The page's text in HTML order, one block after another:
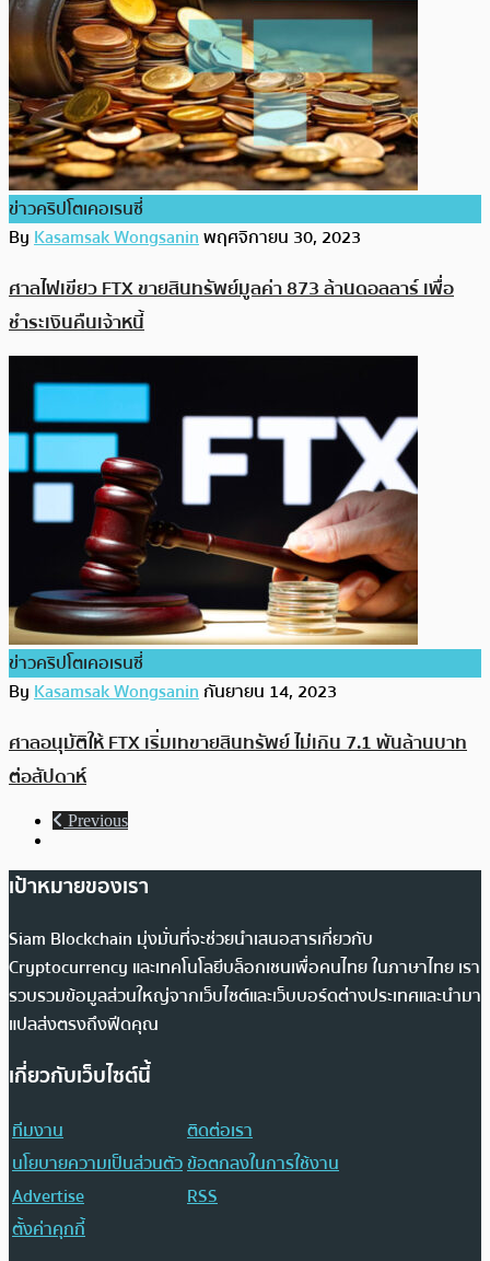
ข่าวคริปโตเคอเรนซี่
ByKasamsak Wongsaninพฤศจิกายน 30, 2023
ศาลไฟเขียว FTX ขายสินทรัพย์มูลค่า 873 ล้านดอลลาร์ เพื่อ
ชำระเงินคืนเจ้าหนี้
ข่าวคริปโตเคอเรนซี่
ByKasamsak Wongsaninกันยายน 14, 2023
ศาลอนุมัติให้ FTX เริ่มเทขายสินทรัพย์ ไม่เกิน 7.1 พันล้านบาท
ต่อสัปดาห์
Previous
เป้าหมายของเรา
Siam Blockchain มุ่งมั่นที่จะช่วยนำเสนอสารเกี่ยวกับ
Cryptocurrency และเทคโนโลยีบล็อกเชนเพื่อคนไทย ในภาษาไทย เรา
รวบรวมข้อมูลส่วนใหญ่จากเว็บไซต์และเว็บบอร์ดต่างประเทศและนำมา
แปลส่งตรงถึงฟีดคุณ
เกี่ยวกับเว็บไซต์นี้
ทีมงาน
ติดต่อเรา
นโยบายความเป็นส่วนตัวข้อตกลงในการใช้งาน
Advertise
RSS
ตั้งค่าคุกกี้